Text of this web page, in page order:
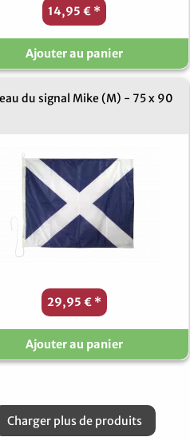
14,95 € *
Ajouter au panier
du signal Mike (M) - 75 x 90
29,95 € *
Ajouter au panier
Charger plus de produits